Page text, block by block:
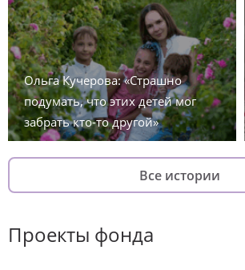
Ольга Кучерова: «Страшно
подумать, что этих детей мог
забрать кто-то другой»
Все истории
Проекты фонда